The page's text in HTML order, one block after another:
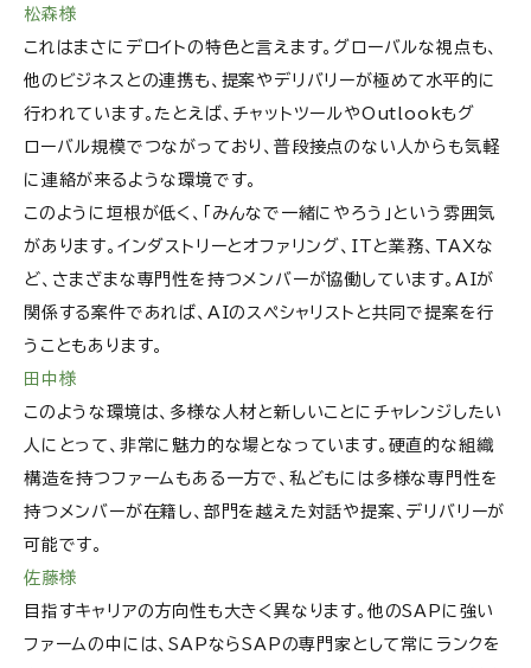
松森様
これはまさにデロイトの特色と言えます。グローバルな視点も、
他のビジネスとの連携も、提案やデリバリーが極めて水平的に
行われています。たとえば、チャットツールやOutlookもグ
ローバル規模でつながっており、普段接点のない人からも気軽
に連絡が来るような環境です。
このように垣根が低く、「みんなで一緒にやろう」という雰囲気
があります。インダストリーとオファリング、ITと業務、TAXな
ど、さまざまな専門性を持つメンバーが協働しています。AIが
関係する案件であれば、AIのスペシャリストと共同で提案を行
うこともあります。
田中様
このような環境は、多様な人材と新しいことにチャレンジしたい
人にとって、非常に魅力的な場となっています。硬直的な組織
構造を持つファームもある一方で、私どもには多様な専門性を
持つメンバーが在籍し、部門を越えた対話や提案、デリバリーが
可能です。
佐藤様
目指すキャリアの方向性も大きく異なります。他のSAPに強い
ファームの中には、SAPならSAPの専門家として常にランクを